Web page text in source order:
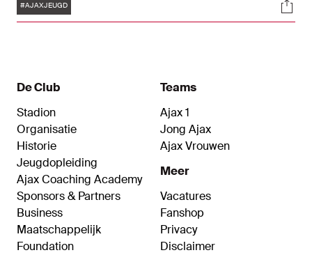
de Ajacieden verging in Blik op de Toekomst.
#AJAXJEUGD
De Club
Stadion
Organisatie
Historie
Jeugdopleiding
Ajax Coaching Academy
Sponsors & Partners
Business
Maatschappelijk
Foundation
Teams
Ajax 1
Jong Ajax
Ajax Vrouwen
Meer
Vacatures
Fanshop
Privacy
Disclaimer